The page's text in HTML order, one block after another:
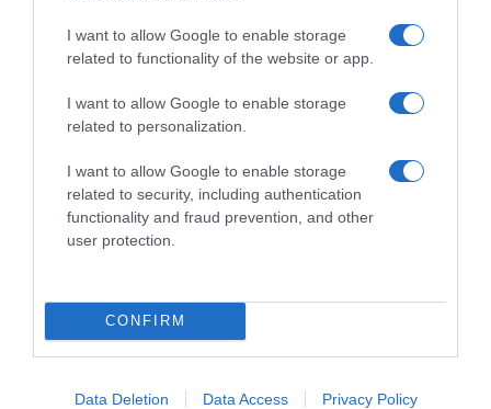
I want to allow Google to enable storage
related to functionality of the website or app.
I want to allow Google to enable storage
related to personalization.
I want to allow Google to enable storage
related to security, including authentication
functionality and fraud prevention, and other
user protection.
CONFIRM
Data Deletion Data Access Privacy Policy
Παλαιό Φάληρο: Συνελήφθη 49χρονος
ως μέλος της εγκληματικής
οργάνωσης του “Έντικ” –
Ο άνδρας είχε διαφύγει στο εξωτερικό κι επέστρεψε στην
Ελλάδα